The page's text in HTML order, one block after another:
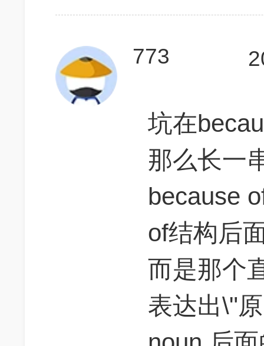
773
坑在
那么长一
because
of结构后
而是那个
表达出\"